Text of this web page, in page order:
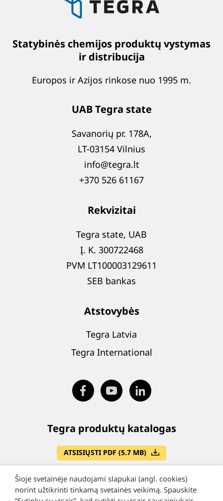
Statybinės chemijos produktų vystymas
ir distribucija
Europos ir Azijos rinkose nuo 1995 m.
UAB Tegra state
Savanorių pr. 178A,
LT-03154 Vilnius
info@tegra.lt
+370 526 61167
Rekvizitai
Tegra state, UAB
Į. K. 300722468
PVM LT100003129611
SEB bankas
Atstovybės
Tegra Latvia
Tegra International
Tegra produktų katalogas
ATSISIŲSTI PDF (5.7 MB)
Šioje svetainėje naudojami slapukai (angl. cookies)
norint užtikrinti tinkamą svetainės veikimą. Spauskite